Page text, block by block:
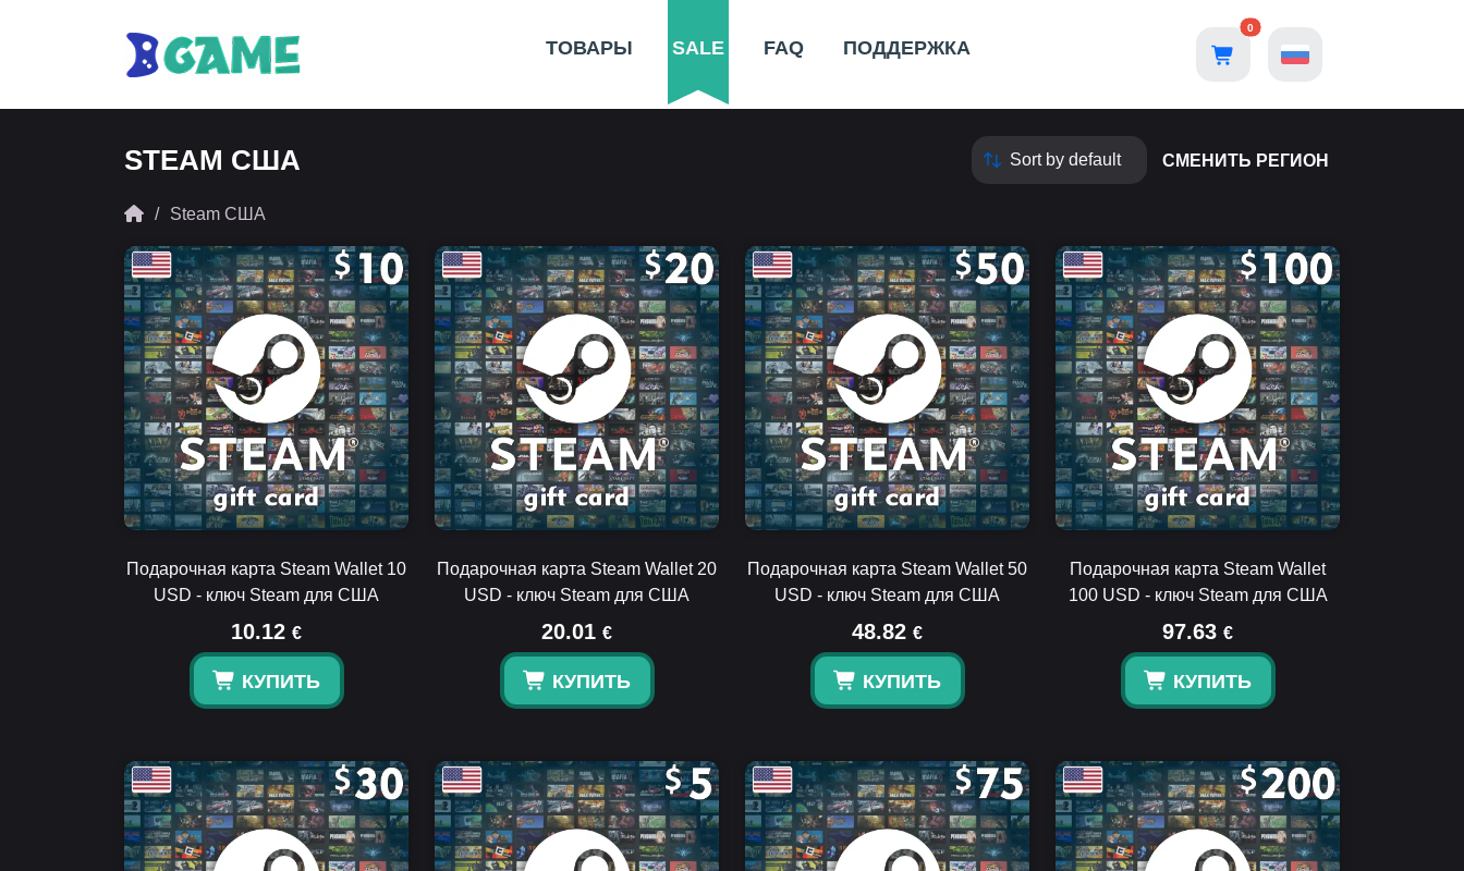
ТОВАРЫ SALE FAQ ПОДДЕРЖКА
0
STEAM США СМЕНИТЬ РЕГИОН
Steam США
Подарочная карта Steam Wallet 10
USD - ключ Steam для США
10.12 €
КУПИТЬ
Подарочная карта Steam Wallet 20
USD - ключ Steam для США
20.01 €
КУПИТЬ
Подарочная карта Steam Wallet 50
USD - ключ Steam для США
48.82 €
КУПИТЬ
Подарочная карта Steam Wallet
100 USD - ключ Steam для США
97.63 €
КУПИТЬ